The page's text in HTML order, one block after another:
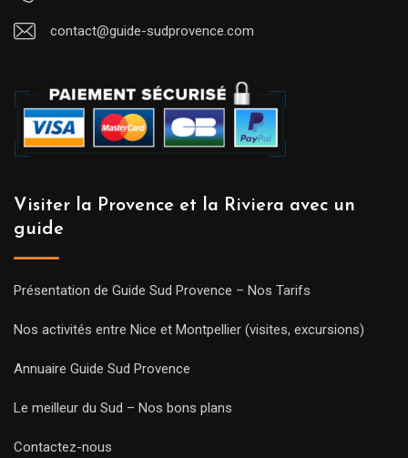
contact@guide-sudprovence.com
Visiter la Provence et la Riviera avec un
guide
Présentation de Guide Sud Provence – Nos Tarifs
Nos activités entre Nice et Montpellier (visites, excursions)
Annuaire Guide Sud Provence
Le meilleur du Sud – Nos bons plans
Contactez-nous